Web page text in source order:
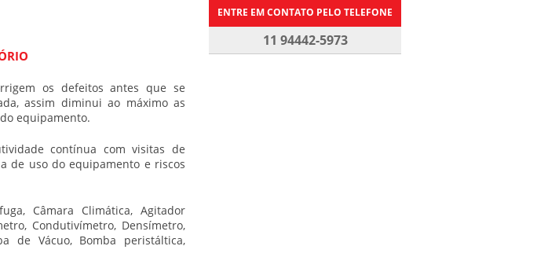
os defeitos antes que se
assim diminui ao máximo as
equipamento.
contínua com visitas de
de uso do equipamento e riscos
Câmara Climática, Agitador
Condutivímetro, Densímetro,
de Vácuo, Bomba peristáltica,
ENTRE EM CONTATO PELO TELEFONE
11 94442-5973